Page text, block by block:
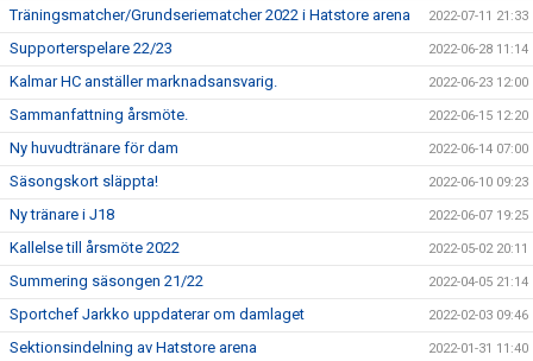
Träningsmatcher/Grundseriematcher 2022 i Hatstore arena 2022-07-11 21:33
Supporterspelare 22/23 2022-06-28 11:14
Kalmar HC anställer marknadsansvarig. 2022-06-23 12:00
Sammanfattning årsmöte. 2022-06-15 12:20
Ny huvudtränare för dam 2022-06-14 07:00
Säsongskort släppta! 2022-06-10 09:23
Ny tränare i J18 2022-06-07 19:25
Kallelse till årsmöte 2022 2022-05-02 20:11
Summering säsongen 21/22 2022-04-05 21:14
Sportchef Jarkko uppdaterar om damlaget 2022-02-03 09:46
Sektionsindelning av Hatstore arena 2022-01-31 11:40